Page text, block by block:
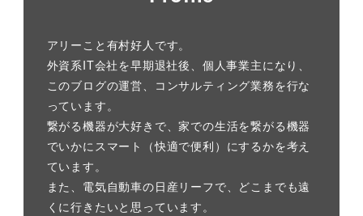
アリーこと有村好人です。
外資系IT会社を早期退社後、個人事業主になり、
このブログの運営、コンサルティング業務を行な
っています。
繋がる機器が大好きで、家での生活を繋がる機器
でいかにスマート（快適で便利）にするかを考え
ています。
また、電気自動車の日産リーフで、どこまでも遠
くに行きたいと思っています。